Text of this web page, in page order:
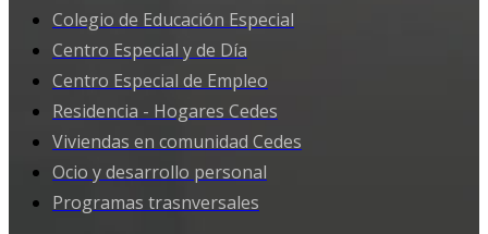
Colegio de Educación Especial
Centro Especial y de Día
Centro Especial de Empleo
Residencia - Hogares Cedes
Viviendas en comunidad Cedes
Ocio y desarrollo personal
Programas trasnversales